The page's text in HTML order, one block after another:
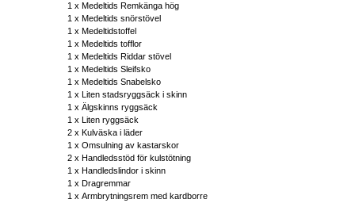
1 x Medeltids Remkänga hög
1 x Medeltids snörstövel
1 x Medeltidstoffel
1 x Medeltids tofflor
1 x Medeltids Riddar stövel
1 x Medeltids Sleifsko
1 x Medeltids Snabelsko
1 x
Liten stadsryggsäck i skinn
1 x Älgskinns ryggsäck
1 x
Liten ryggsäck
2 x Kulväska i läder
1 x Omsulning av kastarskor
2 x Handledsstöd för kulstötning
1 x Handledslindor i skinn
1 x Dragremmar
1 x Armbrytningsrem med kardborre